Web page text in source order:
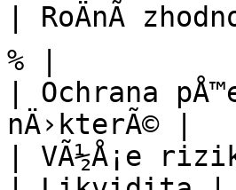
| RoÄnÃ­
% |
| Ochrana
nÄ›kterÃ© |
| VÃ½Å¡e